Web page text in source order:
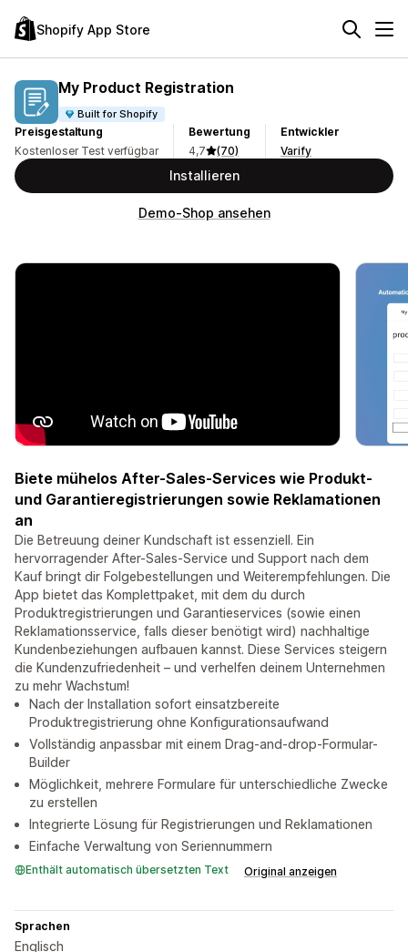
Shopify App Store
My Product Registration
Built for Shopify
Preisgestaltung
Kostenloser Test verfügbar
Bewertung
4,7
(70)
Entwickler
Varify
Installieren
Demo-Shop ansehen
Biete mühelos After-Sales-Services wie Produkt-
und Garantieregistrierungen sowie Reklamationen
an
Die Betreuung deiner Kundschaft ist essenziell. Ein
hervorragender After-Sales-Service und Support nach dem
Kauf bringt dir Folgebestellungen und Weiterempfehlungen. Die
App bietet das Komplettpaket, mit dem du durch
Produktregistrierungen und Garantieservices (sowie einen
Reklamationsservice, falls dieser benötigt wird) nachhaltige
Kundenbeziehungen aufbauen kannst. Diese Services steigern
die Kundenzufriedenheit – und verhelfen deinem Unternehmen
zu mehr Wachstum!
Nach der Installation sofort einsatzbereite
Produktregistrierung ohne Konfigurationsaufwand
Vollständig anpassbar mit einem Drag-and-drop-Formular-
Builder
Möglichkeit, mehrere Formulare für unterschiedliche Zwecke
zu erstellen
Integrierte Lösung für Registrierungen und Reklamationen
Einfache Verwaltung von Seriennummern
Enthält automatisch übersetzten Text Original anzeigen
Sprachen
Englisch